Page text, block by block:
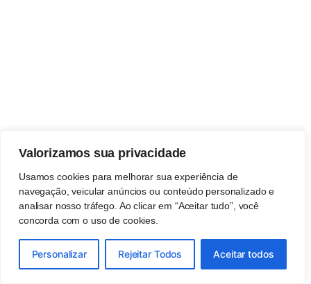
Valorizamos sua privacidade
Usamos cookies para melhorar sua experiência de
navegação, veicular anúncios ou conteúdo personalizado e
analisar nosso tráfego. Ao clicar em “Aceitar tudo”, você
concorda com o uso de cookies.
Personalizar Rejeitar Todos Aceitar todos